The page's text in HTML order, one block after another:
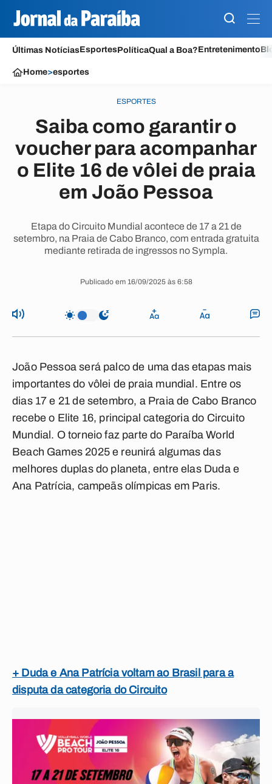
Últimas NotíciasEsportesPolíticaQual a Boa?Entretenimento
Home>esportes
ESPORTES
Saiba como garantir o
voucher para acompanhar
o Elite 16 de vôlei de praia
em João Pessoa
Etapa do Circuito Mundial acontece de 17 a 21 de
setembro, na Praia de Cabo Branco, com entrada gratuita
mediante retirada de ingressos no Sympla.
Publicado em 16/09/2025 às 6:58
João Pessoa será palco de uma das etapas mais
importantes do vôlei de praia mundial. Entre os
dias 17 e 21 de setembro, a Praia de Cabo Branco
recebe o Elite 16, principal categoria do Circuito
Mundial. O torneio faz parte do Paraíba World
Beach Games 2025 e reunirá algumas das
melhores duplas do planeta, entre elas Duda e
Ana Patrícia, campeãs olímpicas em Paris.
+ Duda e Ana Patrícia voltam ao Brasil para a
disputa da categoria do Circuito